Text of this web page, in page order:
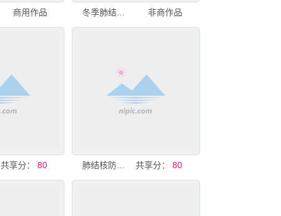
商用作品 冬季肺结核中医防治知识宣传栏 非商作品
共享分： 80 肺结核防治宣传知识 共享分： 80